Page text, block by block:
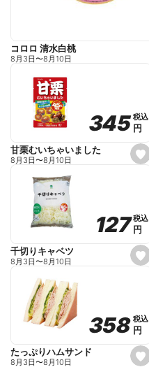
コロロ 清水白桃
8月3日〜8月10日
s
e
o
r
i
e
345
345税込
税込
円
円
甘栗むいちゃいました
8月3日〜8月10日
s
e
o
r
i
e
127
127税込
税込
円
円
千切りキャベツ
8月3日〜8月10日
s
e
358
358税込
税込
円
円
たっぷりハムサンド
8月3日〜8月10日